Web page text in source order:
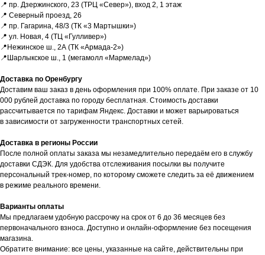
📍 пр. Дзержинского, 23 (ТРЦ «Север»), вход 2, 1 этаж
📍 Северный проезд, 26
📍 пр. Гагарина, 48/3 (ТК «3 Мартышки»)
📍 ул. Новая, 4 (ТЦ «Гулливер»)
📍Нежинское ш., 2А (ТК «Армада-2»)
📍Шарлыкское ш., 1 (мегамолл «Мармелад»)
Доставка по Оренбургу
Доставим ваш заказ в день оформления при 100% оплате. При заказе от 10
000 рублей доставка по городу бесплатная. Стоимость доставки
рассчитывается по тарифам Яндекс. Доставки и может варьироваться
в зависимости от загруженности транспортных сетей.
Доставка в регионы России
После полной оплаты заказа мы незамедлительно передаём его в службу
доставки СДЭК. Для удобства отслеживания посылки вы получите
персональный трек-номер, по которому сможете следить за её движением
в режиме реального времени.
Варианты оплаты
Мы предлагаем удобную рассрочку на срок от 6 до 36 месяцев без
первоначального взноса. Доступно и онлайн-оформление без посещения
магазина.
Обратите внимание: все цены, указанные на сайте, действительны при
Оставить заявку
Мы можем специально для вас
Для этого оставьте заявку на сайте
и наш менеджер свяжется с вами
в ближайшее время.
Доставка осуществляется
(Подробнее у менеджера)
ЕСЛИ ВЫ НЕ НАШЛИ
В КАТАЛОГЕТО, ЧТО
НУЖНО?